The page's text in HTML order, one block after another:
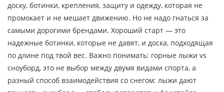
доску, ботинки, крепления, защиту и одежду, которая не
промокает и не мешает движению. Но не надо гнаться за
самыми дорогими брендами. Хороший старт — это
надежные ботинки, которые не давят, и доска, подходящая
по длине под твой вес. Важно понимать: горные лыжи vs
сноуборд, это не выбор между двумя видами спорта, а
разный способ взаимодействия со снегом: лыжи дают